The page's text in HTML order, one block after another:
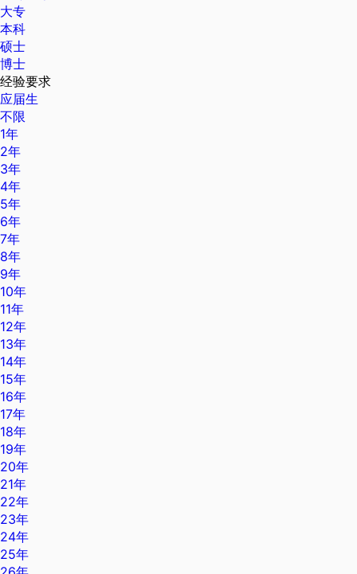
大专
本科
硕士
博士
经验要求
应届生
不限
1年
2年
3年
4年
5年
6年
7年
8年
9年
10年
11年
12年
13年
14年
15年
16年
17年
18年
19年
20年
21年
22年
23年
24年
25年